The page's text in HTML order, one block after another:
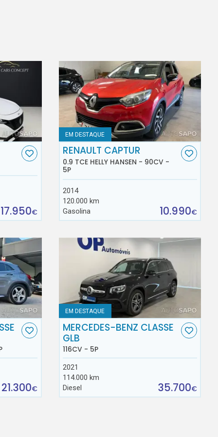
17.950€
EM DESTAQUE
RENAULT CAPTUR
0.9 TCE HELLY HANSEN - 90CV -
5P
2014
120.000 km
Gasolina
10.990€
21.300€
EM DESTAQUE
MERCEDES-BENZ CLASSE
GLB
116CV - 5P
2021
114.000 km
Diesel
35.700€